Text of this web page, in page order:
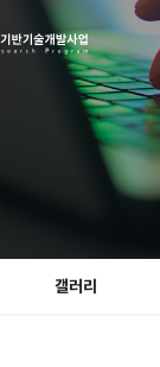
갤러리